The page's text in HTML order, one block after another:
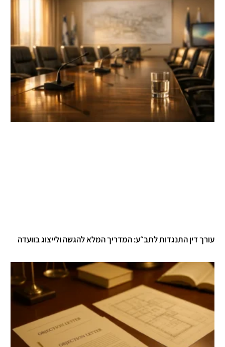
עורך דין התנגדות לתב״ע: המדריך המלא להגשה ולייצוג בוועדה